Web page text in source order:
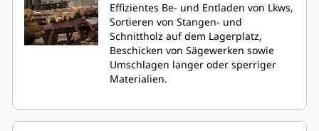
Effizientes Be- und Entladen von Lkws,
Sortieren von Stangen- und
Schnittholz auf dem Lagerplatz,
Beschicken von Sägewerken sowie
Umschlagen langer oder sperriger
Materialien.